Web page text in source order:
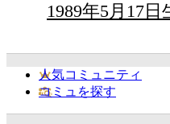
1989年5月17
人気コミュニティ
コミュを探す